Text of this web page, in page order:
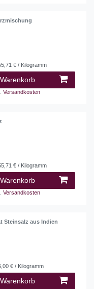
€ / Kilogramm
Versandkosten
€ / Kilogramm
Versandkosten
Steinsalz aus Indien
€ / Kilogramm